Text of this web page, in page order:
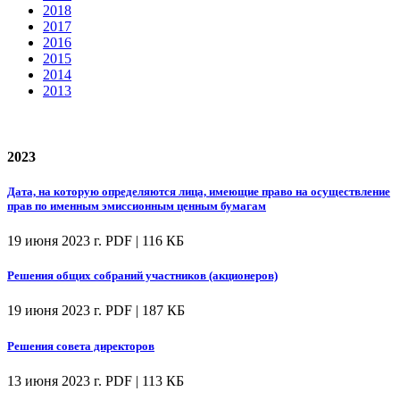
2018
2017
2016
2015
2014
2013
2023
Дата, на которую определяются лица, имеющие право на осуществление
прав по именным эмиссионным ценным бумагам
19 июня 2023 г. PDF | 116 КБ
Решения общих собраний участников (акционеров)
19 июня 2023 г. PDF | 187 КБ
Решения совета директоров
13 июня 2023 г. PDF | 113 КБ